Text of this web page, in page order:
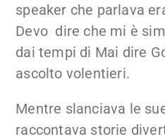
speaker che parlava
Devo dire che mi è
dai tempi di Mai dire
ascolto volentieri.
Mentre slanciava le
raccontava storie